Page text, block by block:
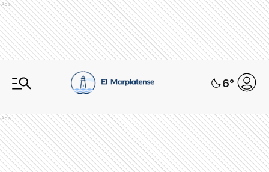
Ads
6°
Ads